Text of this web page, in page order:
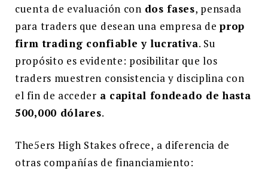
cuenta de evaluación con dos fases, pensada
para traders que desean una empresa deprop
firm trading confiable y lucrativa. Su
propósito es evidente: posibilitar que los
traders muestren consistencia y disciplina con
el fin de acceder a capital fondeado de hasta
500,000 dólares.
The5ers High Stakes ofrece, a diferencia de
otras compañías de financiamiento: